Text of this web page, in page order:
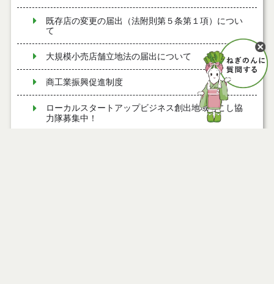
既存店の変更の届出（法附則第５条第１項）につい
て
大規模小売店舗立地法の届出について
商工業振興促進制度
ローカルスタートアップビジネス創出地域おこし協
力隊募集中！